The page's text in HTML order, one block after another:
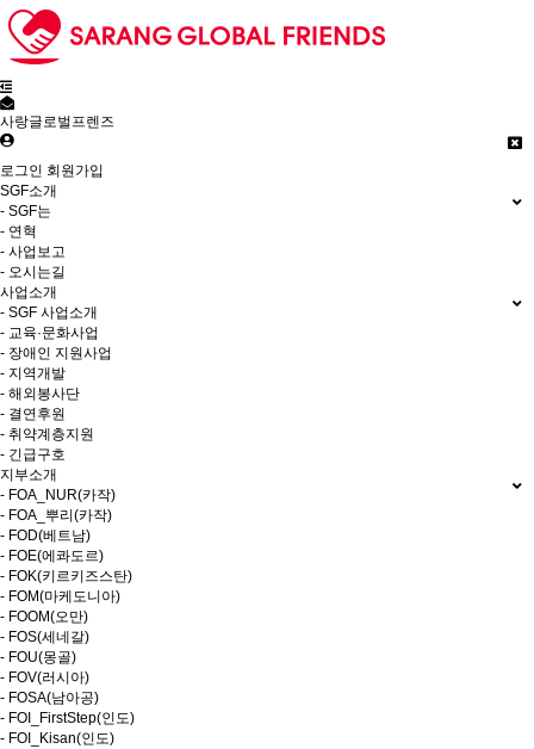
사랑글로벌프렌즈
로그인 회원가입
SGF소개
- SGF는
- 연혁
- 사업보고
- 오시는길
사업소개
- SGF 사업소개
- 교육·문화사업
- 장애인 지원사업
- 지역개발
- 해외봉사단
- 결연후원
- 취약계층지원
- 긴급구호
지부소개
- FOA_NUR(카작)
- FOA_뿌리(카작)
- FOD(베트남)
- FOE(에콰도르)
- FOK(키르키즈스탄)
- FOM(마케도니아)
- FOOM(오만)
- FOS(세네갈)
- FOU(몽골)
- FOV(러시아)
- FOSA(남아공)
- FOI_FirstStep(인도)
- FOI_Kisan(인도)